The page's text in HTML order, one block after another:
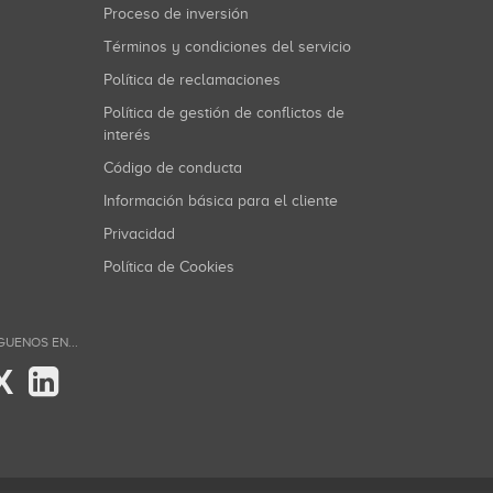
Proceso de inversión
Términos y condiciones del servicio
Política de reclamaciones
Política de gestión de conflictos de
interés
Código de conducta
Información básica para el cliente
Privacidad
Política de Cookies
EN...